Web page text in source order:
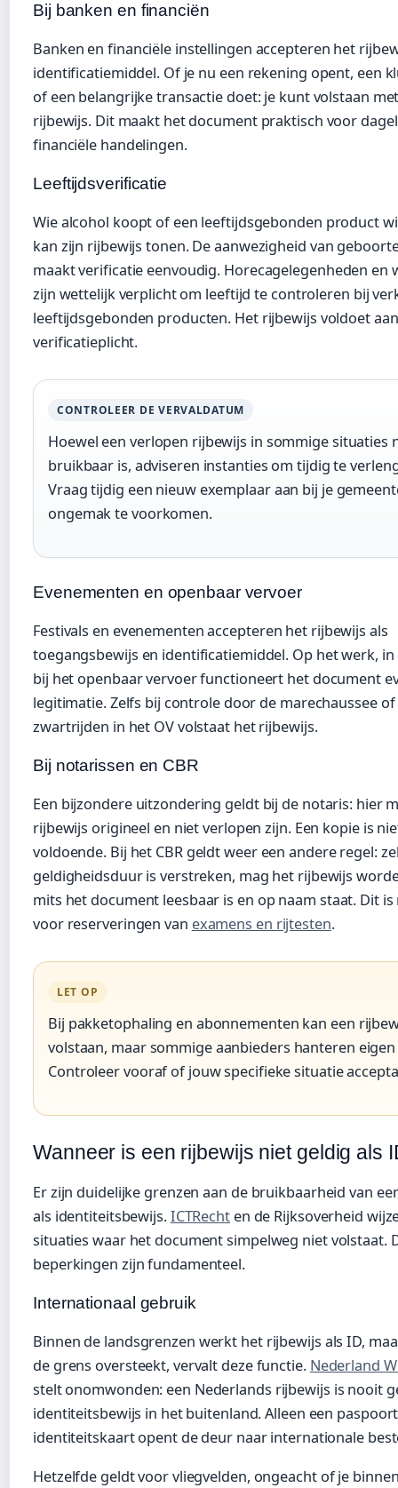
Bij banken en financiën
Banken en financiële instellingen accepteren het
identificatiemiddel. Of je nu een rekening opent, een
of een belangrijke transactie doet: je kunt volstaan
rijbewijs. Dit maakt het document praktisch voor
financiële handelingen.
Leeftijdsverificatie
Wie alcohol koopt of een leeftijdsgebonden product
kan zijn rijbewijs tonen. De aanwezigheid van
maakt verificatie eenvoudig. Horecagelegenheden en
zijn wettelijk verplicht om leeftijd te controleren bij
leeftijdsgebonden producten. Het rijbewijs voldoet
verificatieplicht.
CONTROLEER DE VERVALDATUM
Hoewel een verlopen rijbewijs in sommige situaties
bruikbaar is, adviseren instanties om tijdig te
Vraag tijdig een nieuw exemplaar aan bij je
ongemak te voorkomen.
Evenementen en openbaar vervoer
Festivals en evenementen accepteren het rijbewijs als
toegangsbewijs en identificatiemiddel. Op het werk, in
bij het openbaar vervoer functioneert het document
legitimatie. Zelfs bij controle door de marechaussee
zwartrijden in het OV volstaat het rijbewijs.
Bij notarissen en CBR
Een bijzondere uitzondering geldt bij de notaris: hier
rijbewijs origineel en niet verlopen zijn. Een kopie is
voldoende. Bij het CBR geldt weer een andere regel:
geldigheidsduur is verstreken, mag het rijbewijs
mits het document leesbaar is en op naam staat. Dit
voor reserveringen van examens en rijtesten.
LET OP
Bij pakketophaling en abonnementen kan een
volstaan, maar sommige aanbieders hanteren
Controleer vooraf of jouw specifieke situatie
Wanneer is een rijbewijs niet geldig als
Er zijn duidelijke grenzen aan de bruikbaarheid van
als identiteitsbewijs.ICTRechten de Rijksoverheid
situaties waar het document simpelweg niet volstaat.
beperkingen zijn fundamenteel.
Internationaal gebruik
Binnen de landsgrenzen werkt het rijbewijs als ID,
de grens oversteekt, vervalt deze functie. Nederland
stelt onomwonden: een Nederlands rijbewijs is nooit
identiteitsbewijs in het buitenland. Alleen een
identiteitskaart opent de deur naar internationale
Hetzelfde geldt voor vliegvelden, ongeacht of je